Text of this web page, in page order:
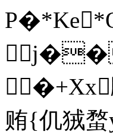
j��
�+Xx
贿{仉狨